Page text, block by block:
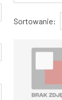
Wyniki
Sortowanie: